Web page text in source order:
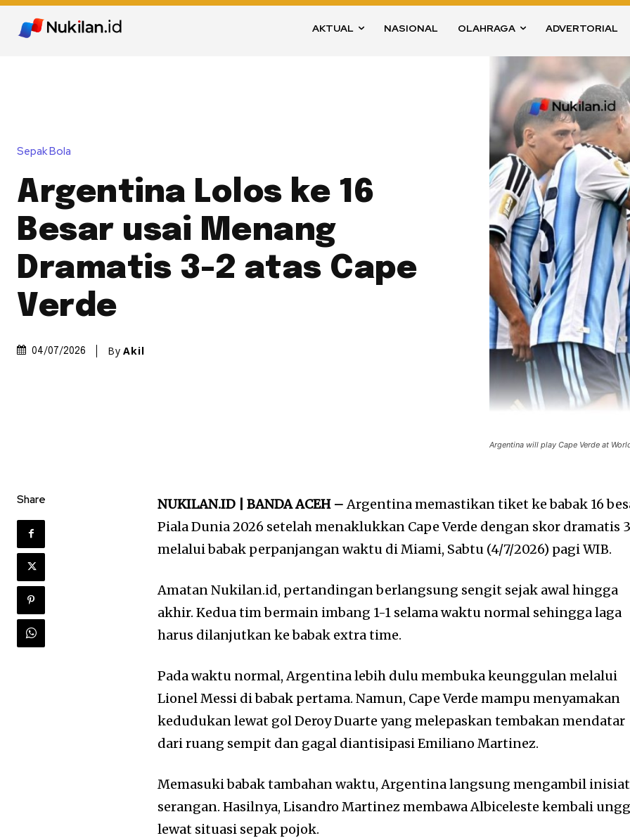
AKTUAL NASIONAL OLAHRAGA ADVERTORIAL
Sepak Bola
Argentina Lolos ke 16
Besar usai Menang
Dramatis 3-2 atas Cape
Verde
04/07/2026 By Akil
Argentina will play Cape Verde at
Share NUKILAN.ID | BANDA ACEH –Argentina memastikan tiket ke babak 16
Piala Dunia 2026 setelah menaklukkan Cape Verde dengan skor dramatis
melalui babak perpanjangan waktu di Miami, Sabtu (4/7/2026) pagi WIB.
Amatan Nukilan.id, pertandingan berlangsung sengit sejak awal hingga
akhir. Kedua tim bermain imbang 1-1 selama waktu normal sehingga laga
harus dilanjutkan ke babak extra time.
Pada waktu normal, Argentina lebih dulu membuka keunggulan melalui
Lionel Messi di babak pertama. Namun, Cape Verde mampu menyamakan
kedudukan lewat gol Deroy Duarte yang melepaskan tembakan mendatar
dari ruang sempit dan gagal diantisipasi Emiliano Martinez.
Memasuki babak tambahan waktu, Argentina langsung mengambil
serangan. Hasilnya, Lisandro Martinez membawa Albiceleste kembali
lewat situasi sepak pojok.